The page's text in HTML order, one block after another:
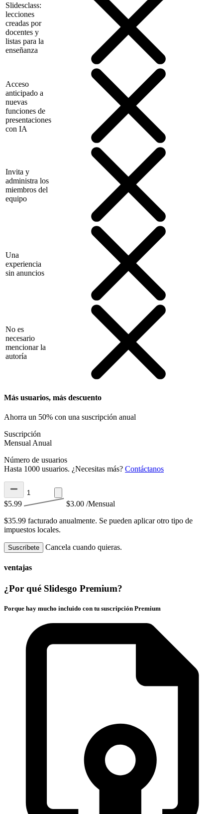
Slidesclass:
lecciones
creadas por
docentes y
listas para la
enseñanza
Acceso
anticipado a
nuevas
funciones de
presentaciones
con IA
Invita y
administra los
miembros del
equipo
Una
experiencia
sin anuncios
No es
necesario
mencionar la
autoría
Más usuarios, más descuento
Ahorra un 50% con una suscripción anual
Suscripción
Mensual Anual
Número de usuarios
Hasta 1000 usuarios. ¿Necesitas más? Contáctanos
$5.99 $3.00 /Mensual
$35.99 facturado anualmente. Se pueden aplicar otro tipo de
impuestos locales.
Suscríbete Cancela cuando quieras.
ventajas
¿Por qué Slidesgo Premium?
Porque hay mucho incluido con tu suscripción Premium